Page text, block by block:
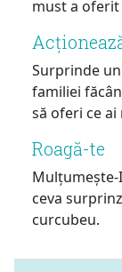
must a oferit
Surprinde
familiei
să oferi ce ai
Roagă-te
ceva
curcubeu.